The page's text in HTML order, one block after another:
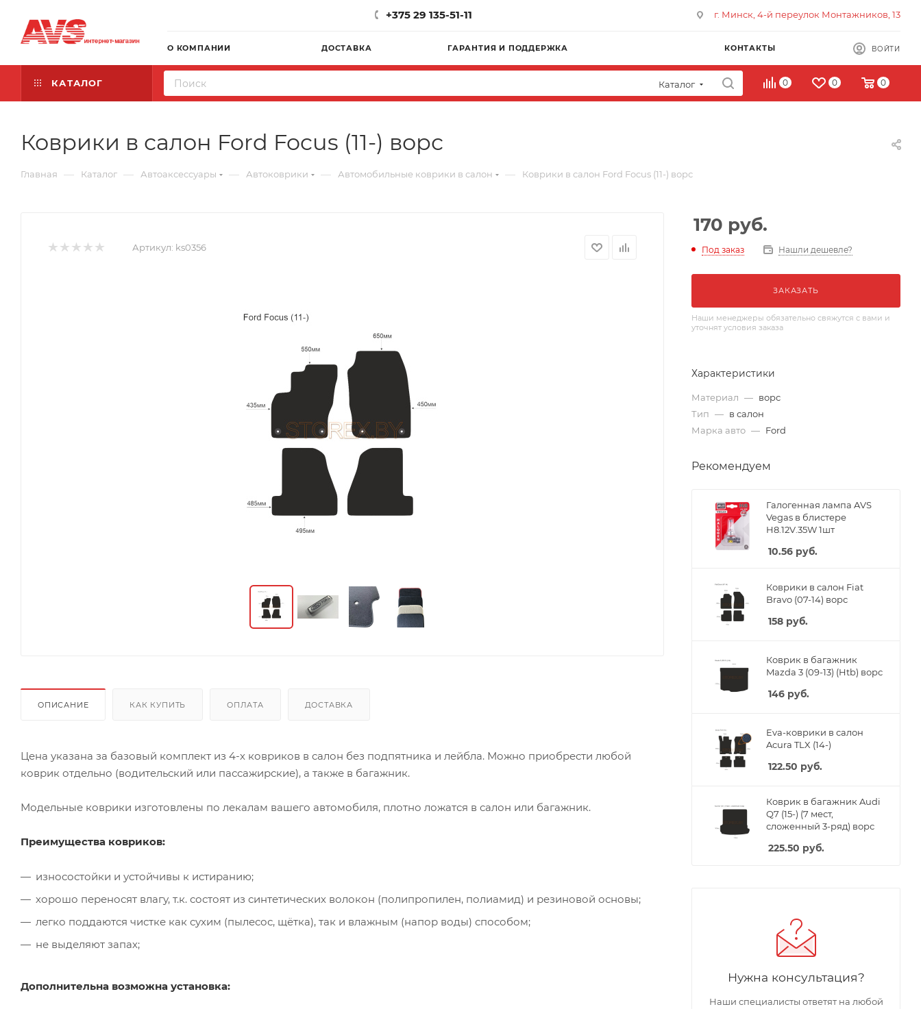
+375 29 135-51-11 г. Минск, 4-й переулок Монтажников, 13
О КОМПАНИИ ДОСТАВКА ГАРАНТИЯ И ПОДДЕРЖКА КОНТАКТЫ ВОЙТИ
КАТАЛОГ Каталог 0 0 0
Коврики в салон Ford Focus (11-) ворс
Главная — Каталог — Автоаксессуары — Автоковрики — Автомобильные коврики в салон — Коврики в салон Ford Focus (11-) ворс
Артикул: ks0356
ОПИСАНИЕ КАК КУПИТЬ ОПЛАТА ДОСТАВКА
Цена указана за базовый комплект из 4-х ковриков в салон без подпятника и лейбла. Можно приобрести любой
коврик отдельно (водительский или пассажирские), а также в багажник.
Модельные коврики изготовлены по лекалам вашего автомобиля, плотно ложатся в салон или багажник.
Преимущества ковриков:
износостойки и устойчивы к истиранию;
хорошо переносят влагу, т.к. состоят из синтетических волокон (полипропилен, полиамид) и резиновой основы;
легко поддаются чистке как сухим (пылесос, щётка), так и влажным (напор воды) способом;
не выделяют запах;
Дополнительна возможна установка:
170 руб.
Под заказ Нашли дешевле?
ЗАКАЗАТЬ
Наши менеджеры обязательно свяжутся с вами и
уточнят условия заказа
Характеристики
Материал — ворс
Тип — в салон
Марка авто — Ford
Рекомендуем
Галогенная лампа AVS
Vegas в блистере
H8.12V.35W 1шт
10.56 руб.
Коврики в салон Fiat
Bravo (07-14) ворс
158 руб.
Коврик в багажник
Mazda 3 (09-13) (Htb) ворс
146 руб.
Eva-коврики в салон
Acura TLX (14-)
122.50 руб.
Коврик в багажник Audi
Q7 (15-) (7 мест,
сложенный 3-ряд) ворс
225.50 руб.
Нужна консультация?
Наши специалисты ответят на любой